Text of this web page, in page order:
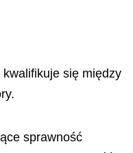
kwalifikuje się między
sprawność